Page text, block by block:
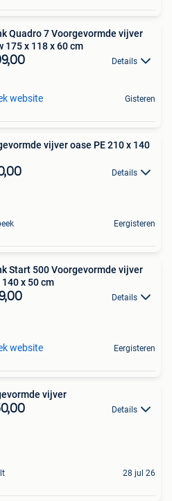
Quadro 7 Voorgevormde vijver
175 x 118 x 60 cm
Details
website Gisteren
vijver oase PE 210 x 140
Details
Eergisteren
Start 500 Voorgevormde vijver
140 x 50 cm
Details
website Eergisteren
vijver
Details
28 jul 26